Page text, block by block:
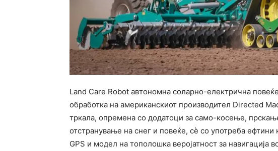
Land Care Robot автономна соларно-електрична
обработка на американскиот производител Directed
тркала, опремена со додатоци за само-косење,
отстранување на снег и повеќе, сè со употреба
GPS и модел на тополошка веројатност за навигација